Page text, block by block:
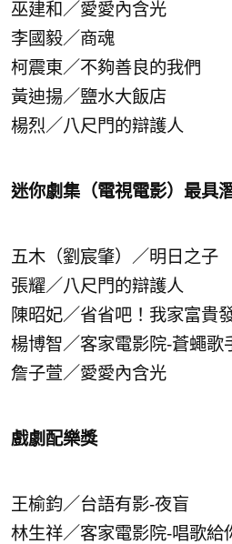
巫建和／愛愛內含光
李國毅／商魂
柯震東／不夠善良的我們
黃迪揚／鹽水大飯店
楊烈／八尺門的辯護人
迷你劇集（電視電影）最具
五木（劉宸肇）／明日之子
張耀／八尺門的辯護人
陳昭妃／省省吧！我家富貴
楊博智／客家電影院-蒼蠅歌
詹子萱／愛愛內含光
戲劇配樂獎
王榆鈞／台語有影-夜盲
林生祥／客家電影院-唱歌給